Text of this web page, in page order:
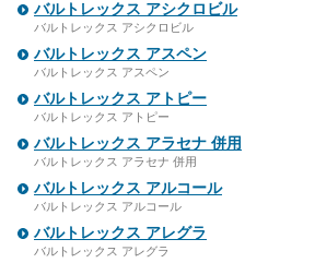
バルトレックス アシクロビル
バルトレックス アシクロビル
バルトレックス アスペン
バルトレックス アスペン
バルトレックス アトピー
バルトレックス アトピー
バルトレックス アラセナ 併用
バルトレックス アラセナ 併用
バルトレックス アルコール
バルトレックス アルコール
バルトレックス アレグラ
バルトレックス アレグラ